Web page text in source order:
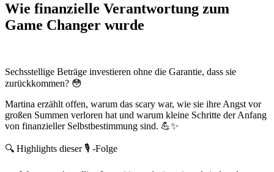
Wie finanzielle Verantwortung zum
Game Changer wurde
Sechsstellige Beträge investieren ohne die Garantie, dass sie
zurückkommen? 😳
Martina erzählt offen, warum das scary war, wie sie ihre Angst vor
großen Summen verloren hat und warum kleine Schritte der Anfang
von finanzieller Selbstbestimmung sind. 💪✨
🔍 Highlights dieser 🎙️ -Folge